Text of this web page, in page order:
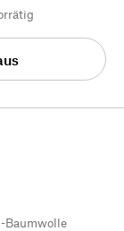
Baumwolle